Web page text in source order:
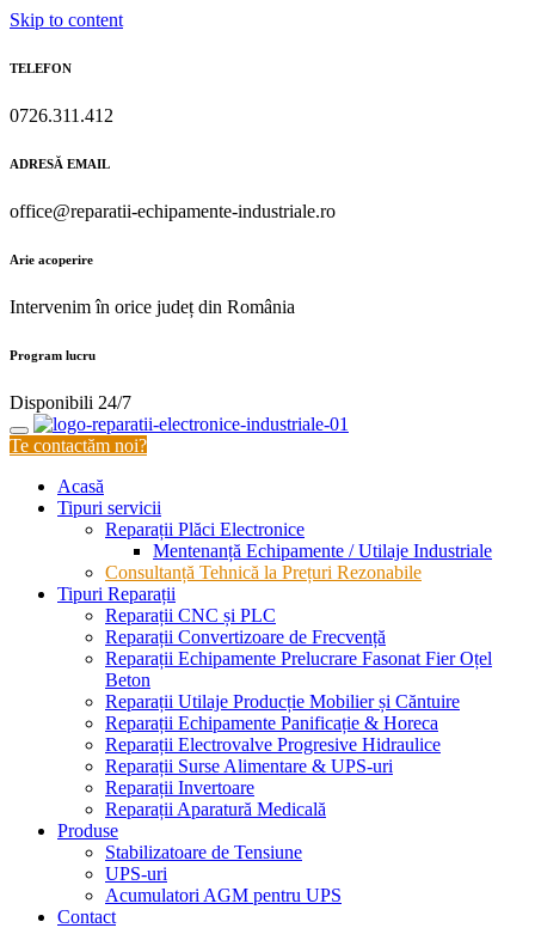
Skip to content
TELEFON
0726.311.412
ADRESĂ EMAIL
office@reparatii-echipamente-industriale.ro
Arie acoperire
Intervenim în orice județ din România
Program lucru
Disponibili 24/7
Te contactăm noi?
Acasă
Tipuri servicii
Reparații Plăci Electronice
Mentenanță Echipamente / Utilaje Industriale
Consultanță Tehnică la Prețuri Rezonabile
Tipuri Reparații
Reparații CNC și PLC
Reparații Convertizoare de Frecvență
Reparații Echipamente Prelucrare Fasonat Fier Oțel
Beton
Reparații Utilaje Producție Mobilier și Căntuire
Reparații Echipamente Panificație & Horeca
Reparații Electrovalve Progresive Hidraulice
Reparații Surse Alimentare & UPS-uri
Reparații Invertoare
Reparații Aparatură Medicală
Produse
Stabilizatoare de Tensiune
UPS-uri
Acumulatori AGM pentru UPS
Contact